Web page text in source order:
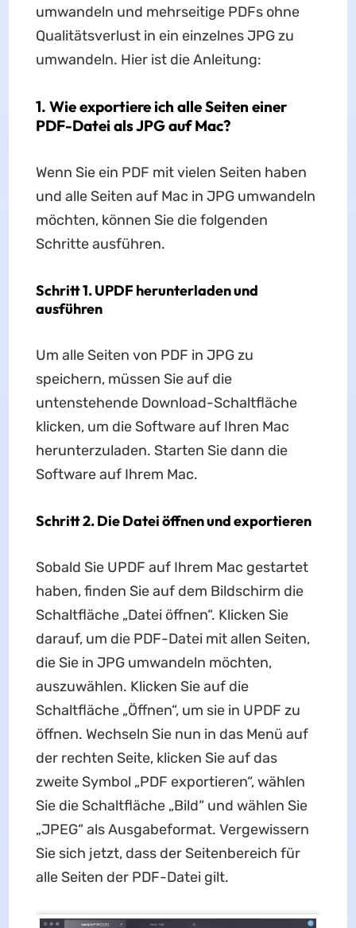
umwandeln und mehrseitige PDFs ohne
Qualitätsverlust in ein einzelnes JPG zu
umwandeln. Hier ist die Anleitung:
1. Wie exportiere ich alle Seiten einer
PDF-Datei als JPG auf Mac?
Wenn Sie ein PDF mit vielen Seiten haben
und alle Seiten auf Mac in JPG umwandeln
möchten, können Sie die folgenden
Schritte ausführen.
Schritt 1. UPDF herunterladen und
ausführen
Um alle Seiten von PDF in JPG zu
speichern, müssen Sie auf die
untenstehende Download-Schaltfläche
klicken, um die Software auf Ihren Mac
herunterzuladen. Starten Sie dann die
Software auf Ihrem Mac.
Schritt 2. Die Datei öffnen und exportieren
Sobald Sie UPDF auf Ihrem Mac gestartet
haben, finden Sie auf dem Bildschirm die
Schaltfläche „Datei öffnen“. Klicken Sie
darauf, um die PDF-Datei mit allen Seiten,
die Sie in JPG umwandeln möchten,
auszuwählen. Klicken Sie auf die
Schaltfläche „Öffnen“, um sie in UPDF zu
öffnen. Wechseln Sie nun in das Menü auf
der rechten Seite, klicken Sie auf das
zweite Symbol „PDF exportieren“, wählen
Sie die Schaltfläche „Bild“ und wählen Sie
„JPEG“ als Ausgabeformat. Vergewissern
Sie sich jetzt, dass der Seitenbereich für
alle Seiten der PDF-Datei gilt.